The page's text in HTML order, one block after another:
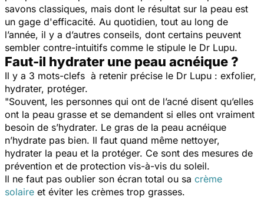
savons classiques, mais dont le résultat sur la peau est
un gage d'efficacité. Au quotidien, tout au long de
l’année, il y a d’autres conseils, dont certains peuvent
sembler contre-intuitifs comme le stipule le Dr Lupu.
Faut-il hydrater une peau acnéique ?
Il y a 3 mots-clefs à retenir précise le Dr Lupu : exfolier,
hydrater, protéger.
"Souvent, les personnes qui ont de l’acné disent qu’elles
ont la peau grasse et se demandent si elles ont vraiment
besoin de s’hydrater. Le gras de la peau acnéique
n’hydrate pas bien. Il faut quand même nettoyer,
hydrater la peau et la protéger. Ce sont des mesures de
prévention et de protection vis-à-vis du soleil.
Il ne faut pas oublier son écran total ou sa crème
solaire et éviter les crèmes trop grasses.